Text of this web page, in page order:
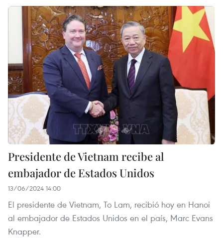
Presidente de Vietnam recibe al
embajador de Estados Unidos
13/06/2024 14:00
El presidente de Vietnam, To Lam, recibió hoy en Hanoi
al embajador de Estados Unidos en el país, Marc Evans
Knapper.